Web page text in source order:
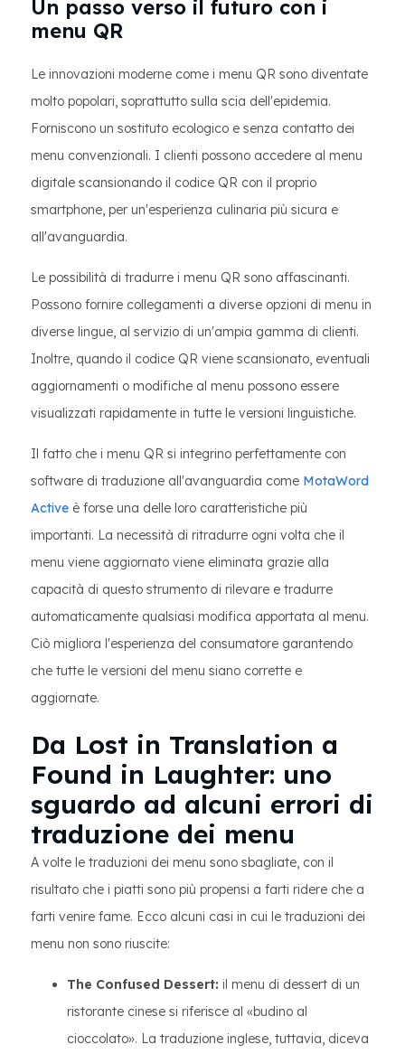
Un passo verso il futuro con i
menu QR
Le innovazioni moderne come i menu QR sono diventate
molto popolari, soprattutto sulla scia dell'epidemia.
Forniscono un sostituto ecologico e senza contatto dei
menu convenzionali. I clienti possono accedere al menu
digitale scansionando il codice QR con il proprio
smartphone, per un'esperienza culinaria più sicura e
all'avanguardia.
Le possibilità di tradurre i menu QR sono affascinanti.
Possono fornire collegamenti a diverse opzioni di menu in
diverse lingue, al servizio di un'ampia gamma di clienti.
Inoltre, quando il codice QR viene scansionato, eventuali
aggiornamenti o modifiche al menu possono essere
visualizzati rapidamente in tutte le versioni linguistiche.
Il fatto che i menu QR si integrino perfettamente con
software di traduzione all'avanguardia come MotaWord
Active è forse una delle loro caratteristiche più
importanti. La necessità di ritradurre ogni volta che il
menu viene aggiornato viene eliminata grazie alla
capacità di questo strumento di rilevare e tradurre
automaticamente qualsiasi modifica apportata al menu.
Ciò migliora l'esperienza del consumatore garantendo
che tutte le versioni del menu siano corrette e
aggiornate.
Da Lost in Translation a
Found in Laughter: uno
sguardo ad alcuni errori di
traduzione dei menu
​​ A volte le traduzioni dei menu sono sbagliate, con il
risultato che i piatti sono più propensi a farti ridere che a
farti venire fame. Ecco alcuni casi in cui le traduzioni dei
menu non sono riuscite:
The Confused Dessert: il menu di dessert di un
ristorante cinese si riferisce al «budino al
cioccolato». La traduzione inglese, tuttavia, diceva